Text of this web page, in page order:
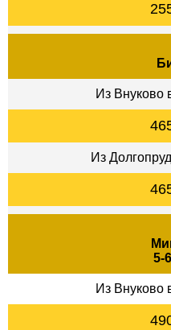
Из Внуково
Из
5-
Из Внуково